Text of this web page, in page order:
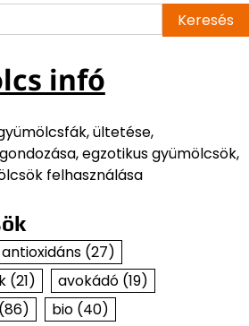
infó
ültetése,
egzotikus gyümölcsök,
felhasználása
antioxidáns(27)
(21) avokádó(19)
bio(40)